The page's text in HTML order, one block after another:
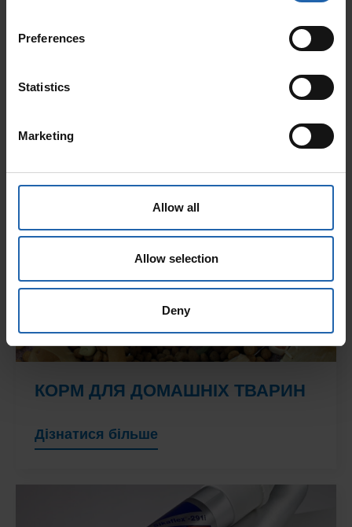
Preferences
Statistics
Marketing
Allow all
Allow selection
Deny
ВЕГЕТАРІАНСЬКІ, ВЕГАНСЬКІ
ТА АЛЬТЕРНАТИВНІ ПРОТЕЇНИ
КОРМ ДЛЯ ДОМАШНІХ ТВАРИН
Дізнатися більше